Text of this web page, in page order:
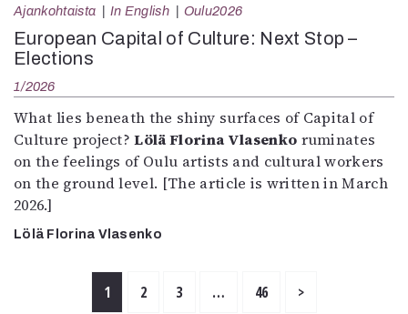
Ajankohtaista In English Oulu2026
European Capital of Culture: Next Stop –
Elections
1/2026
What lies beneath the shiny surfaces of Capital of
Culture project?Lölä Florina Vlasenko ruminates
on the feelings of Oulu artists and cultural workers
on the ground level. [The article is written in March
2026.]
Lölä Florina Vlasenko
1 2 3 … 46 >